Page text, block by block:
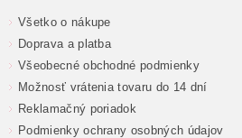
Všetko o nákupe
Doprava a platba
Všeobecné obchodné podmienky
Možnosť vrátenia tovaru do 14 dní
Reklamačný poriadok
Podmienky ochrany osobných údajov